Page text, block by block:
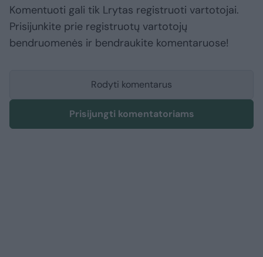
Komentuoti gali tik Lrytas registruoti vartotojai.
Prisijunkite prie registruotų vartotojų
bendruomenės ir bendraukite komentaruose!
Rodyti komentarus
Prisijungti komentatoriams